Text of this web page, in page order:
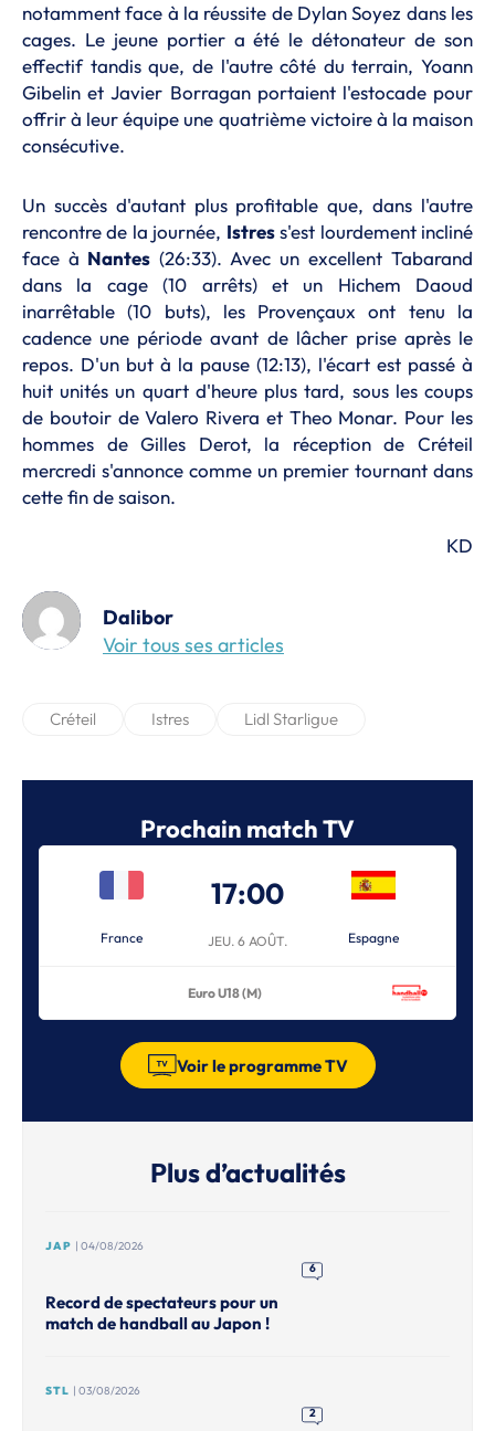
notamment face à la réussite de Dylan Soyez dans les
cages. Le jeune portier a été le détonateur de son
effectif tandis que, de l'autre côté du terrain, Yoann
Gibelin et Javier Borragan portaient l'estocade pour
offrir à leur équipe une quatrième victoire à la maison
consécutive.
Un succès d'autant plus profitable que, dans l'autre
rencontre de la journée, Istress'est lourdement incliné
face à Nantes(26:33). Avec un excellent Tabarand
dans la cage (10 arrêts) et un Hichem Daoud
inarrêtable (10 buts), les Provençaux ont tenu la
cadence une période avant de lâcher prise après le
repos. D'un but à la pause (12:13), l'écart est passé à
huit unités un quart d'heure plus tard, sous les coups
de boutoir de Valero Rivera et Theo Monar. Pour les
hommes de Gilles Derot, la réception de Créteil
mercredi s'annonce comme un premier tournant dans
cette fin de saison.
KD
Dalibor
Voir tous ses articles
Créteil Istres Lidl Starligue
Prochain match TV
France
17:00
JEU. 6 AOÛT. Espagne
Euro U18 (M)
Voir le programme TV
Plus d’actualités
JAP | 04/08/2026
6
Record de spectateurs pour un
match de handball au Japon !
STL | 03/08/2026
2